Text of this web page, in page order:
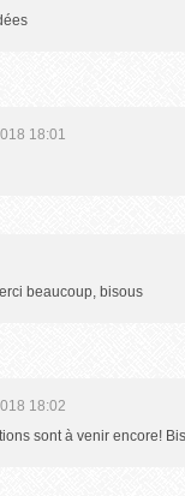
18:01
beaucoup, bisous
18:02
sont à venir encore!